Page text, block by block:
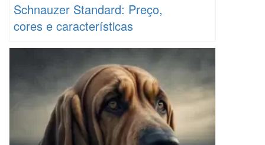
Schnauzer Standard: Preço,
cores e características